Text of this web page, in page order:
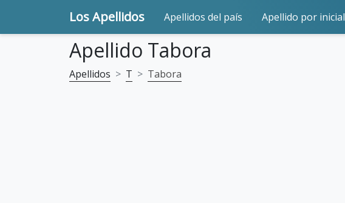
Los Apellidos Apellidos del país Apellido por inicial
Apellido Tabora
Apellidos T Tabora